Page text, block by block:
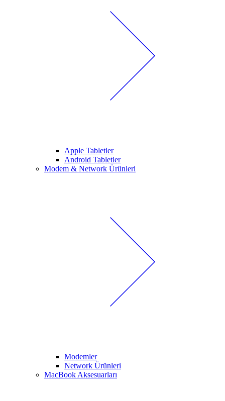
Apple Tabletler
Android Tabletler
Modem & Network Ürünleri
Modemler
Network Ürünleri
MacBook Aksesuarları